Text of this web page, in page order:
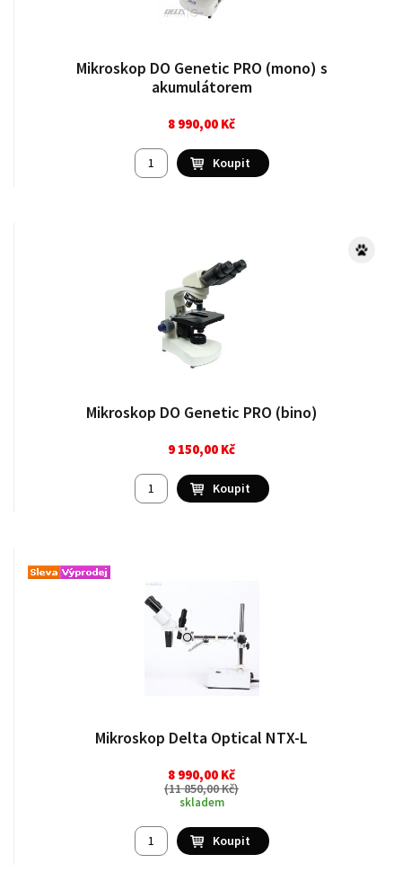
Mikroskop DO Genetic PRO (mono) s
akumulátorem
8 990,00 Kč
Mikroskop DO Genetic PRO (bino)
9 150,00 Kč
Mikroskop Delta Optical NTX-L
8 990,00 Kč
(11 850,00 Kč)
skladem